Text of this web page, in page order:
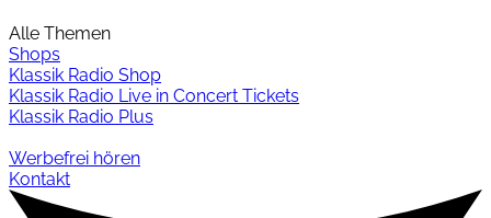
Alle Themen
Shops
Klassik Radio Shop
Klassik Radio Live in Concert Tickets
Klassik Radio Plus
Werbefrei hören
Kontakt